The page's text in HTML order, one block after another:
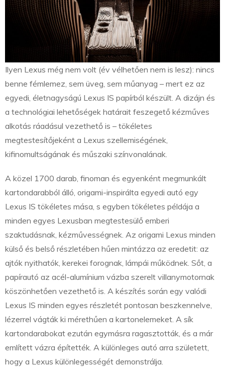
Ilyen Lexus még nem volt (év vélhetően nem is lesz): nincs
benne fémlemez, sem üveg, sem műanyag – mert ez az
egyedi, életnagyságú Lexus IS papírból készült. A dizájn és
a technológiai lehetőségek határait feszegető kézműves
alkotás ráadásul vezethető is – tökéletes
megtestesítőjeként a Lexus szellemiségének,
kifinomultságának és műszaki színvonalának.
A közel 1700 darab, finoman és egyenként megmunkált
kartondarabból álló, origami-inspirálta egyedi autó egy
Lexus IS tökéletes mása, s egyben tökéletes példája a
minden egyes Lexusban megtestesülő emberi
szaktudásnak, kézművességnek. Az origami Lexus minden
külső és belső részletében hűen mintázza az eredetit: az
ajtók nyithatók, kerekei forognak, lámpái működnek. Sőt, a
papírautó az acél-alumínium vázba szerelt villanymotornak
köszönhetően vezethető is. A készítés során egy valódi
Lexus IS minden egyes részletét pontosan beszkennelve,
lézerrel vágták ki mérethűen a kartonelemeket. A sík
kartondarabokat ezután egymásra ragasztották, és a már
említett vázra építették. A különleges autó arra született,
hogy a Lexus különlegességét demonstrálja.